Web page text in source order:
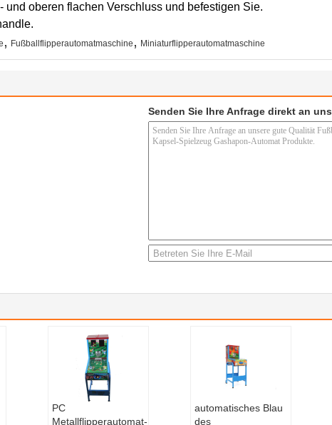
und oberen flachen Verschluss und befestigen Sie.
, Fußballflipperautomatmaschine , Miniaturflipperautomatmaschine
Senden Sie Ihre Anfrage direkt an uns
PC
Metallflipperautomat-
automatisches Blau
des